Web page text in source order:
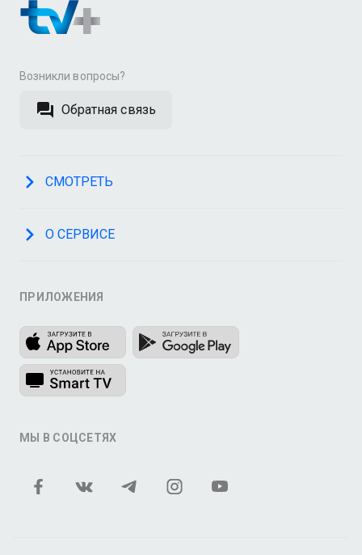
Возникли вопросы?
Обратная связь
СМОТРЕТЬ
О СЕРВИСЕ
ПРИЛОЖЕНИЯ
МЫ В СОЦСЕТЯХ